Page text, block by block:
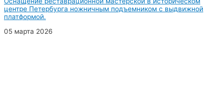
центре Петербурга ножничным подъемником с выдвижной
платформой.
05 марта 2026